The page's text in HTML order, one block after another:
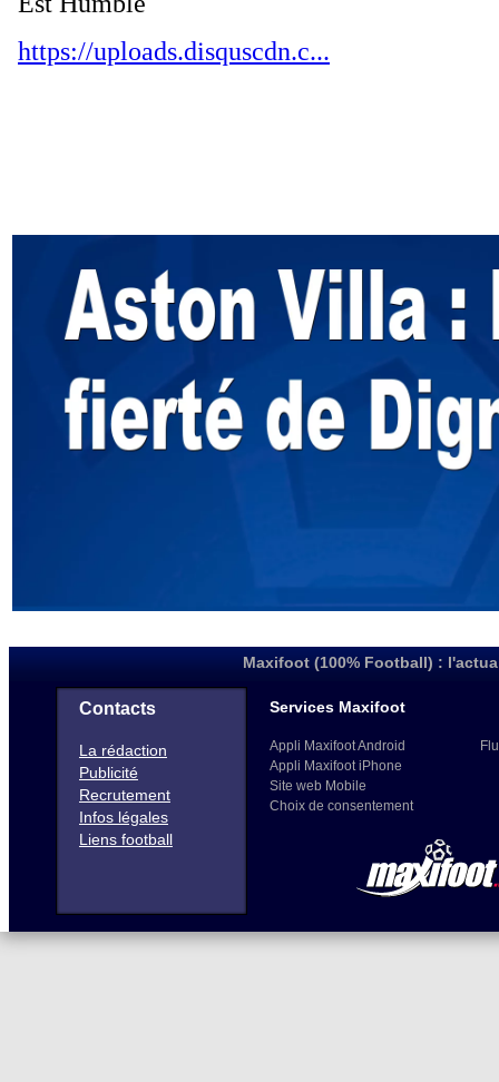
Maxifoot (100% Football) :
Contacts
La rédaction
Publicité
Recrutement
Infos légales
Liens football
Services Maxifoot
Appli Maxifoot Android
Appli Maxifoot iPhone
Site web Mobile
Choix de consentement